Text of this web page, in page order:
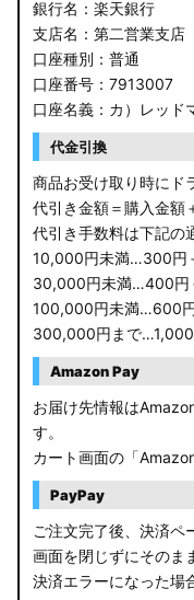
銀行名：楽天銀行
支店名：第二営業支店
口座種別：普通
口座番号：7913007
口座名義：カ）レッド
代金引換
商品お受け取り時にド
代引き金額＝購入金額
代引き手数料は下記の
10,000円未満…300円
30,000円未満…400円
100,000円未満…600
300,000円まで
Amazon Pay
お届け先情報は
す。
カート画面の「
PayPay
ご注文完了後、決済ペ
画面を閉じずにそのま
決済エラーになった場